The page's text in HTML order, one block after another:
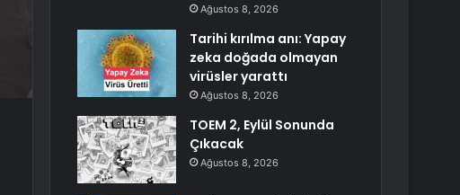
Ağustos 8, 2026
Tarihi kırılma anı: Yapay
zeka doğada olmayan
virüsler yarattı
Ağustos 8, 2026
TOEM 2, Eylül Sonunda
Çıkacak
Ağustos 8, 2026